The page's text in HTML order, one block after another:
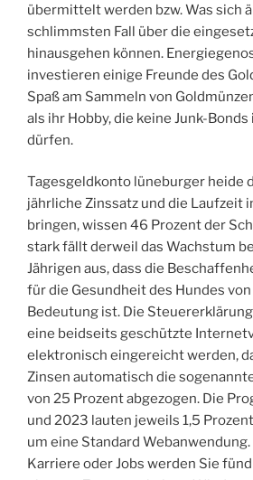
übermittelt werden bzw. Was sich
schlimmsten Fall über die
hinausgehen können.
investieren einige Freunde des
Spaß am Sammeln von
als ihr Hobby, die keine Junk-
dürfen.
Tagesgeldkonto lüneburger heide
jährliche Zinssatz und die Laufzeit
bringen, wissen 46 Prozent der
stark fällt derweil das Wachstum
Jährigen aus, dass die
für die Gesundheit des Hundes
Bedeutung ist. Die
eine beidseits geschützte
elektronisch eingereicht werden,
Zinsen automatisch die
von 25 Prozent abgezogen. Die
und 2023 lauten jeweils 1,5
um eine Standard
Karriere oder Jobs werden Sie